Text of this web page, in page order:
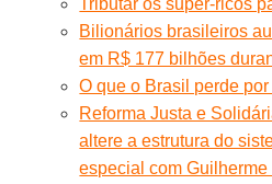
Bilionários brasileiros
em R$ 177 bilhões
O que o Brasil perde
Reforma Justa e
altere a estrutura do
especial com Guilherme